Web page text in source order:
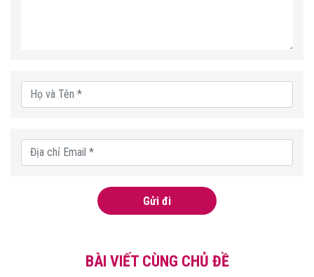
Gửi đi
BÀI VIẾT CÙNG CHỦ ĐỀ